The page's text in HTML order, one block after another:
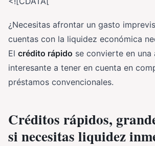
¿Necesitas afrontar un gasto
cuentas con la liquidez económica
El crédito rápido se convierte en una
interesante a tener en cuenta en
préstamos convencionales.
Créditos rápidos,
si necesitas liquidez